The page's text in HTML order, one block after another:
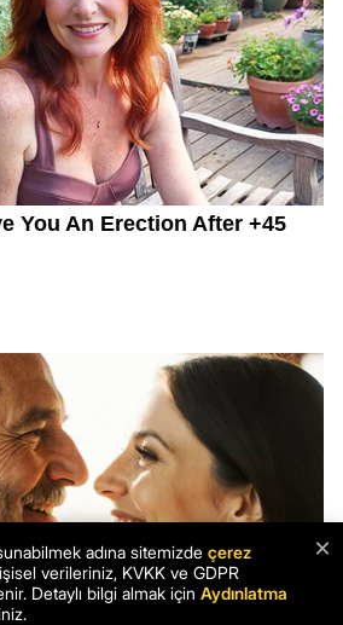
×
adına sitemizde çerez
verileriniz, KVKK ve GDPR
Detaylı bilgi almak için Aydınlatma